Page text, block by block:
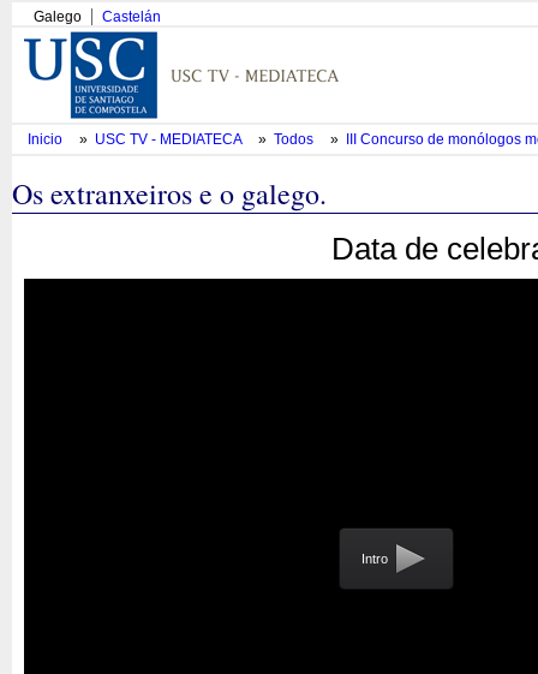
Galego Castelán
Inicio » USC TV - MEDIATECA » Todos » III Concurso de monólogos
Os extranxeiros e o galego.
Data de
Intro